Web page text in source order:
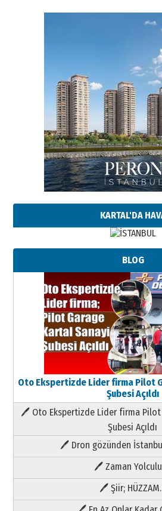
KARTAL'DA
BLOG
Oto Ekspertizde Lider firma Pilot
Şubesi Açıldı
🖊 Oto Ekspertizde Lider firma Pilot
Şubesi Açıldı
🖊 Dron gözünden
🖊 Zaman
🖊 Şiir;